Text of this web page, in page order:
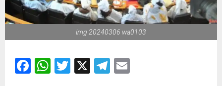
img 20240306 wa0103
Facebook
WhatsApp
Twitter
X Telegram